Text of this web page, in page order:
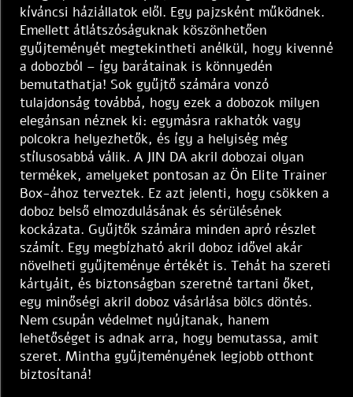
kíváncsi háziállatok elől. Egy pajzsként működnek.
Emellett átlátszóságuknak köszönhetően
gyűjteményét megtekintheti anélkül, hogy kivenné
a dobozból – így barátainak is könnyedén
bemutathatja! Sok gyűjtő számára vonzó
tulajdonság továbbá, hogy ezek a dobozok milyen
elegánsan néznek ki: egymásra rakhatók vagy
polcokra helyezhetők, és így a helyiség még
stílusosabbá válik. A JIN DA akril dobozai olyan
termékek, amelyeket pontosan az Ön Elite Trainer
Box-ához terveztek. Ez azt jelenti, hogy csökken a
doboz belső elmozdulásának és sérülésének
kockázata. Gyűjtők számára minden apró részlet
számít. Egy megbízható akril doboz idővel akár
növelheti gyűjteménye értékét is. Tehát ha szereti
kártyáit, és biztonságban szeretné tartani őket,
egy minőségi akril doboz vásárlása bölcs döntés.
Nem csupán védelmet nyújtanak, hanem
lehetőséget is adnak arra, hogy bemutassa, amit
szeret. Mintha gyűjteményének legjobb otthont
biztosítaná!